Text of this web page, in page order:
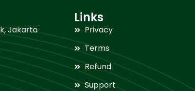
Jakarta
Links
Privacy
Terms
Refund
Support